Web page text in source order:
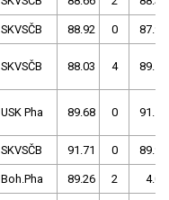
SKVSČB 88.92 0 87.99
SKVSČB 88.03 4 89.12
USK Pha 89.68 0 91.15
SKVSČB 91.71 0 89.99
Boh.Pha 89.26 2 4.00